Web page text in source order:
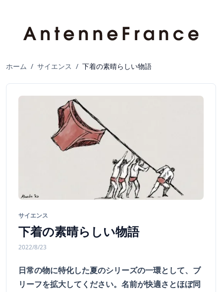
ホーム / サイエンス / 下着の素晴らしい物語
サイエンス
下着の素晴らしい物語
2022/8/23
日常の物に特化した夏のシリーズの一環として、ブ
リーフを拡大してください。名前が快適さとほぼ同